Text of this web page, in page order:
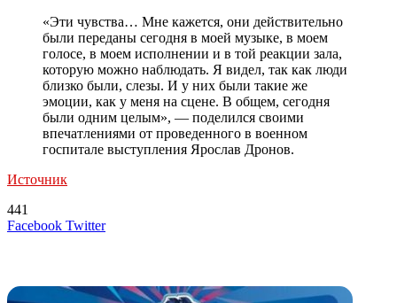
«Эти чувства… Мне кажется, они действительно
были переданы сегодня в моей музыке, в моем
голосе, в моем исполнении и в той реакции зала,
которую можно наблюдать. Я видел, так как люди
близко были, слезы. И у них были такие же
эмоции, как у меня на сцене. В общем, сегодня
были одним целым», — поделился своими
впечатлениями от проведенного в военном
госпитале выступления Ярослав Дронов.
Источник
441
Facebook TwitterLinkedIn
Tumblr
Reddit
Вконтакте
Одноклассники
Skype
Messenger
Messenger
WhatsApp
Telegram
Viber
Line
Поделиться
Печатать